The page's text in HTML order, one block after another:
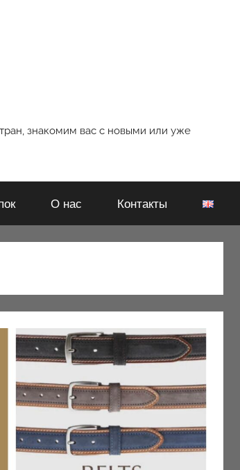
знакомим вас с новыми или уже
О нас Контакты